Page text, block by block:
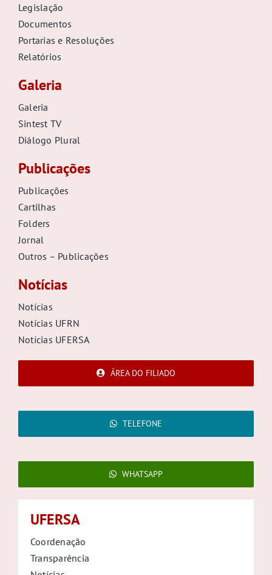
Legislação
Documentos
Portarias e Resoluções
Relatórios
Galeria
Galeria
Sintest TV
Diálogo Plural
Publicações
Publicações
Cartilhas
Folders
Jornal
Outros – Publicações
Notícias
Notícias
Notícias UFRN
Notícias UFERSA
ÁREA DO FILIADO
TELEFONE
WHATSAPP
UFERSA
Coordenação
Transparência